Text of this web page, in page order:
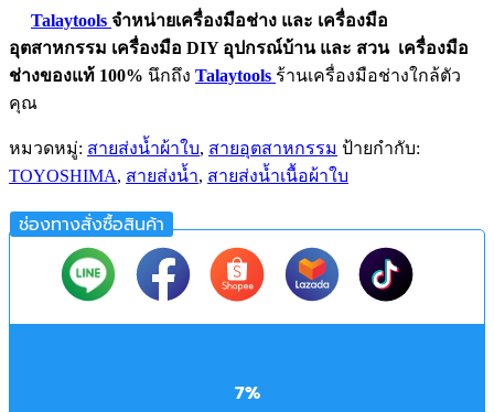
Talaytools จำหน่ายเครื่องมือช่าง และ เครื่องมือ
อุตสาหกรรม เครื่องมือ DIY อุปกรณ์บ้าน และ สวน เครื่องมือ
ช่างของแท้ 100% นึกถึง Talaytools ร้านเครื่องมือช่างใกล้ตัว
คุณ
หมวดหมู่: สายส่งน้ำผ้าใบ, สายอุตสาหกรรม ป้ายกำกับ:
TOYOSHIMA, สายส่งน้ำ, สายส่งน้ำเนื้อผ้าใบ
ช่องทางสั่งซื้อสินค้า
7%